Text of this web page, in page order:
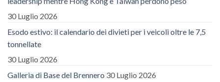
30 Luglio 2026
Esodo estivo: il calendario dei divieti per i veicoli oltre le 7,5
tonnellate
30 Luglio 2026
Galleria di Base del Brennero 30 Luglio 2026